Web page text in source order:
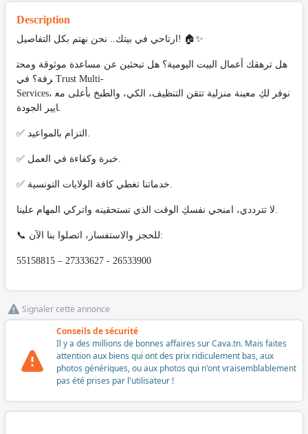
Description
ارتاحي في بيتك.. نحن نهتم بكل التفاصيل! 🏠✨
هل ترهقك أعمال البيت اليومية؟ هل تبحثين عن مساعدة موثوقة ومحت
رفة؟ في Trust Multi-
Services، نوفر لكِ معينة منزلية تتقن التنظيف، الكي، والطبخ بأعلى مع
ايير الجودة.
✅ التزام بالمواعيد.
✅ خبرة وكفاءة في العمل.
✅ خدماتنا تغطي كافة الولايات التونسية.
لا تترددي، امنحي نفسكِ الوقت الذي تستحقينه واتركي المهام علينا.
📞 للحجز والاستفسار، اتصلوا بنا الآن:
55158815 – 27333627 - 26533900
Signaler cette annonce
Conseils de sécurité
Il y a des millions de bonnes affaires sur Cava.tn. Mais faites
attention aux biens qui ont des prix ridiculement bas, aux
photos génériques, ou aux photos qui n'ont vraisemblablement
pas été prises par l'utilisateur !